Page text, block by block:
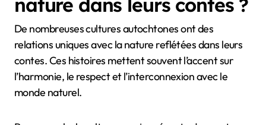
De nombreuses cultures autochtones ont des
relations uniques avec la nature reflétées dans leurs
contes. Ces histoires mettent souvent l’accent sur
l’harmonie, le respect et l’interconnexion avec le
monde naturel.